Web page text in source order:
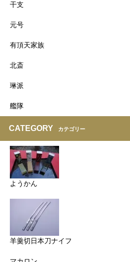
干支
元号
有頂天家族
北斎
琳派
艦隊
CATEGORY カテゴリー
ようかん
羊羹切日本刀ナイフ